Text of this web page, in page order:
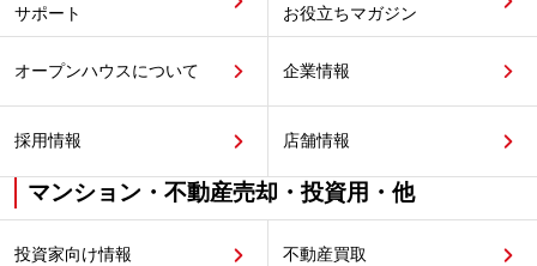
サポート
お役立ちマガジン
オープンハウスについて 企業情報
採用情報 店舗情報
マンション・不動産売却・投資用・他
投資家向け情報 不動産買取